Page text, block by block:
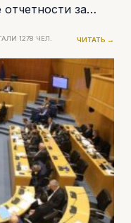
за
1278 ЧЕЛ. ЧИТАТЬ →